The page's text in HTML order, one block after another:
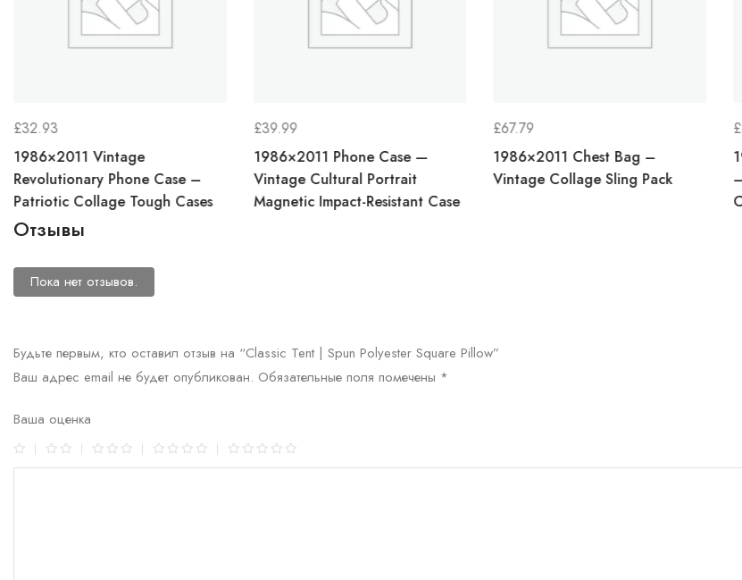
£32.93
1986×2011 Vintage
Revolutionary Phone Case –
Patriotic Collage Tough Cases
£39.99
1986×2011 Phone Case —
Vintage Cultural Portrait
Magnetic Impact-Resistant Case
£67.79
1986×2011 Chest Bag –
Vintage Collage Sling Pack
£
Отзывы
Пока нет отзывов.
Будьте первым, кто оставил отзыв на “Classic Tent | Spun Polyester Square Pillow”
Ваш адрес email не будет опубликован. Обязательные поля помечены *
Ваша оценка